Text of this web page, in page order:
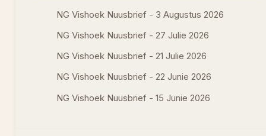
NG Vishoek Nuusbrief - 3 Augustus 2026
NG Vishoek Nuusbrief - 27 Julie 2026
NG Vishoek Nuusbrief - 21 Julie 2026
NG Vishoek Nuusbrief - 22 Junie 2026
NG Vishoek Nuusbrief - 15 Junie 2026